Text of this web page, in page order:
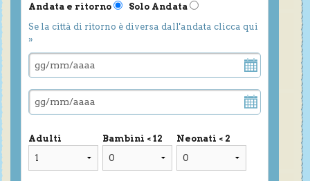
Andata e ritorno
Solo Andata
Se la città di ritorno è diversa dall'andata clicca qui
»
Adulti Bambini < 12 Neonati < 2